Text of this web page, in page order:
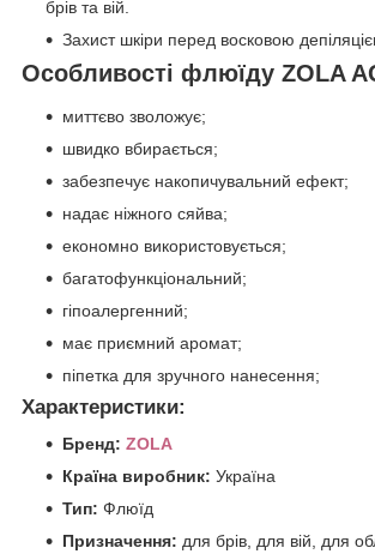
брів та вій.
Захист шкіри перед восковою
Особливості флюїду ZOLA
миттєво зволожує;
швидко вбирається;
забезпечує накопичувальний ефект;
надає ніжного сяйва;
економно використовується;
багатофункціональний;
гіпоалергенний;
має приємний аромат;
піпетка для зручного нанесення;
Характеристики:
Бренд: ZOLA
Країна виробник: Україна
Тип: Флюїд
Призначення: для брів, для вій, для